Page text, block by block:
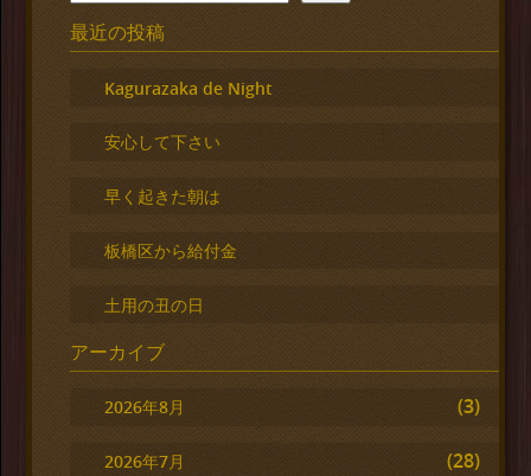
最近の投稿
Kagurazaka de Night
安心して下さい
早く起きた朝は
板橋区から給付金
土用の丑の日
アーカイブ
2026年8月 (3)
2026年7月 (28)